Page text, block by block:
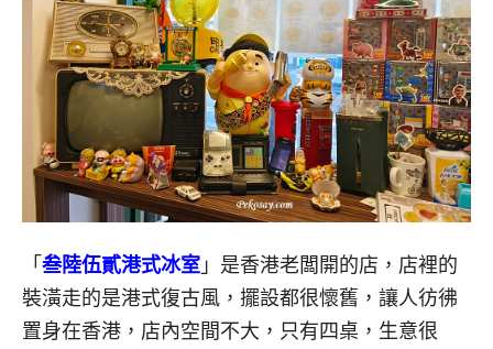
「 叁陸伍貳港式冰室 」是香港老闆開的店，店裡的
裝潢走的是港式復古風，擺設都很懷舊，讓人彷彿
置身在香港，店內空間不大，只有四桌，生意很